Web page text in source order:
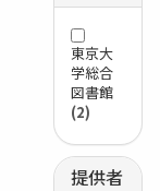
東京大
学総合
図書館
(2)
提供者